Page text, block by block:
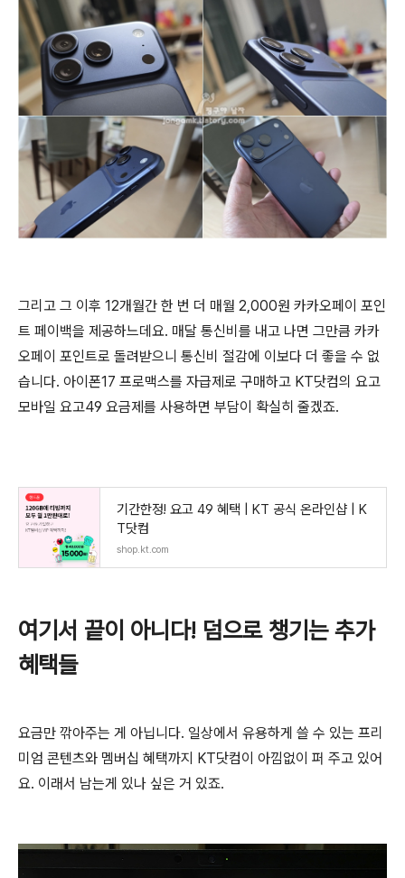
그리고 그 이후 12개월간 한 번 더 매월 2,000원 카카오페이 포인
트 페이백을 제공하느데요. 매달 통신비를 내고 나면 그만큼 카카
오페이 포인트로 돌려받으니 통신비 절감에 이보다 더 좋을 수 없
습니다. 아이폰17 프로맥스를 자급제로 구매하고 KT닷컴의 요고
모바일 요고49 요금제를 사용하면 부담이 확실히 줄겠죠.
기간한정! 요고 49 혜택 | KT 공식 온라인샵 | K
T닷컴
shop.kt.com
여기서 끝이 아니다! 덤으로 챙기는 추가
혜택들
요금만 깎아주는 게 아닙니다. 일상에서 유용하게 쓸 수 있는 프리
미엄 콘텐츠와 멤버십 혜택까지 KT닷컴이 아낌없이 퍼 주고 있어
요. 이래서 남는게 있나 싶은 거 있죠.